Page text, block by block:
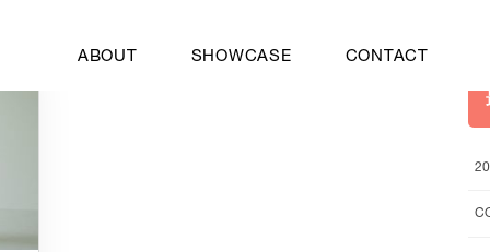
ABOUT SHOWCASE CONTACT